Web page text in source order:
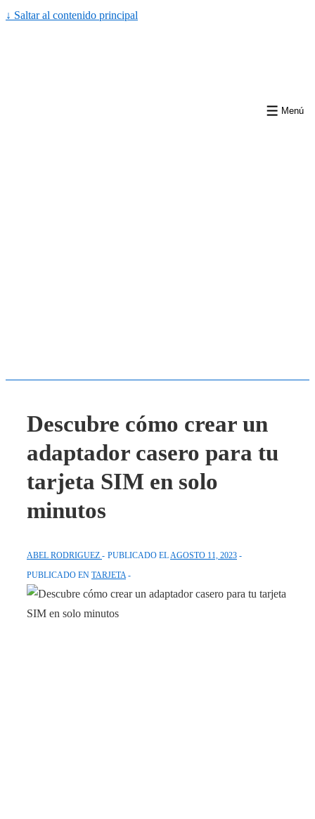
↓ Saltar al contenido principal
Menú
Descubre cómo crear un
adaptador casero para tu
tarjeta SIM en solo
minutos
ABEL RODRIGUEZ PUBLICADO EL AGOSTO 11, 2023
PUBLICADO EN TARJETA